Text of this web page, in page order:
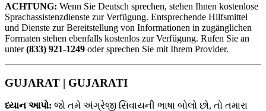
ACHTUNG: Wenn Sie Deutsch sprechen, stehen Ihnen kostenlose
Sprachassistenzdienste zur Verfügung. Entsprechende Hilfsmittel
und Dienste zur Bereitstellung von Informationen in zugänglichen
Formaten stehen ebenfalls kostenlos zur Verfügung. Rufen Sie an
unter(833) 921-1249 oder sprechen Sie mit Ihrem Provider.
GUJARAT | GUJARATI
ધ્યાન આપો: જો તમે અંગ્રેજી સિવાયની ભાષા બોલો છો, તો તમારા